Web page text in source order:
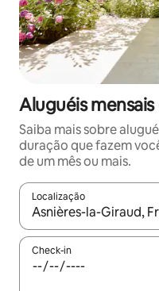
Aluguéis
Saiba mais sobre
duração que fazem
de um mês ou mais.
Localização
Quando os resultados
Check-in